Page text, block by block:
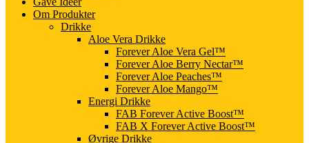
Om Produkter
Drikke
Aloe Vera Drikke
Forever Aloe Vera Gel™
Forever Aloe Berry Nectar™
Forever Aloe Peaches™
Forever Aloe Mango™
Energi Drikke
FAB Forever Active Boost™
FAB X Forever Active Boost™
Øvrige Drikke